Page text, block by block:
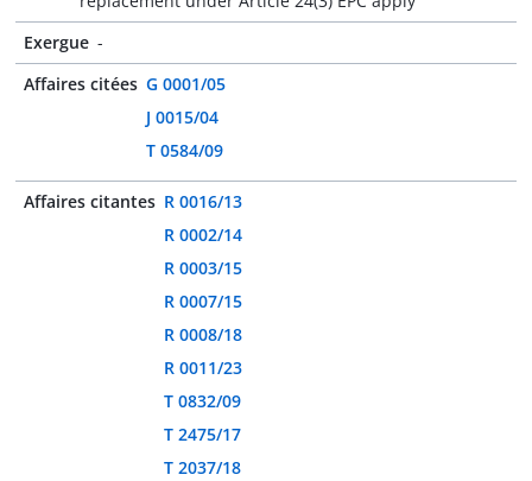
Exergue -
Affaires citées G 0001/05
J 0015/04
T 0584/09
Affaires citantes R 0016/13
R 0002/14
R 0003/15
R 0007/15
R 0008/18
R 0011/23
T 0832/09
T 2475/17
T 2037/18